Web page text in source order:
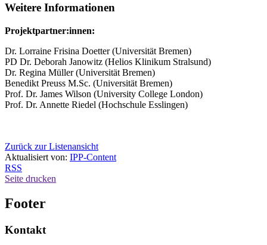
Weitere Informationen
Projektpartner:innen:
Dr. Lorraine Frisina Doetter (Universität Bremen)
PD Dr. Deborah Janowitz (Helios Klinikum Stralsund)
Dr. Regina Müller (Universität Bremen)
Benedikt Preuss M.Sc. (Universität Bremen)
Prof. Dr. James Wilson (University College London)
Prof. Dr. Annette Riedel (Hochschule Esslingen)
Zurück zur Listenansicht
Aktualisiert von: IPP-Content
RSS
Seite drucken
Footer
Kontakt